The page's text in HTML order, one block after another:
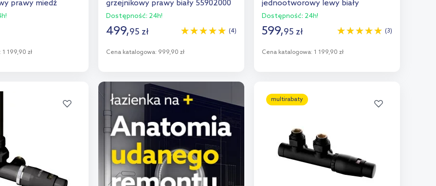
prawy miedź
1 199,90 zł
do porównania
grzejnikowy prawy biały 55902000
Dostępność: 24h!
499,95 zł
Cena katalogowa: 999,90 zł
(4)
Dodaj do porównania
jednootworowy lewy biały
55905000
Dostępność: 24h!
599,95 zł
Cena katalogowa: 1 199,90 zł
(3)
Dodaj do porównania
multirabaty